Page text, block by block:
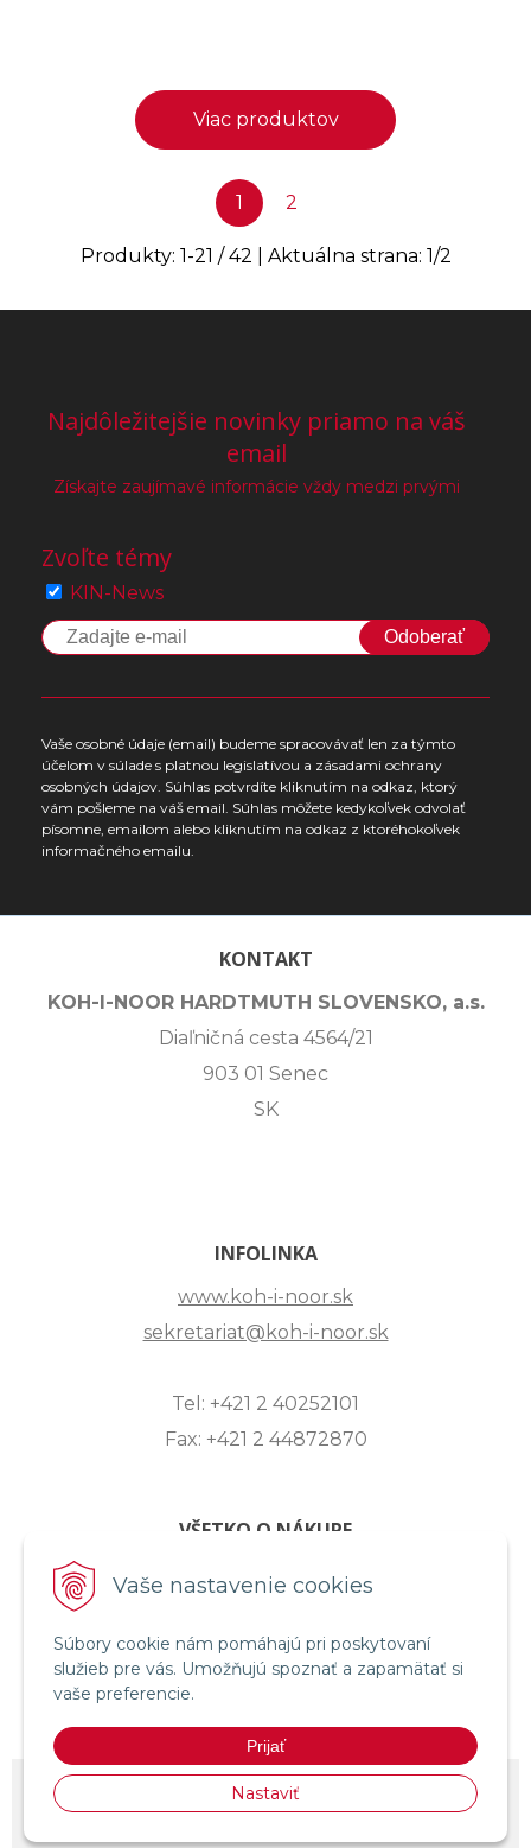
Vaše nastavenie cookies
Súbory cookie nám pomáhajú pri poskytovaní
služieb pre vás. Umožňujú spoznať a zapamätať si
vaše preferencie.
Prijať
Nastaviť
Viac produktov
1 2
Produkty: 1-21 /42 | Aktuálna strana: 1/2
Najdôležitejšie novinky priamo na váš
email
Získajte zaujímavé informácie vždy medzi prvými
Zvoľte témy
KIN-News
Odoberať
Vaše osobné údaje (email) budeme spracovávať len za týmto
účelom v súlade s platnou legislatívou a zásadami ochrany
osobných údajov. Súhlas potvrdíte kliknutím na odkaz, ktorý
vám pošleme na váš email. Súhlas môžete kedykoľvek odvolať
písomne, emailom alebo kliknutím na odkaz z ktoréhokoľvek
informačného emailu.
KONTAKT
KOH-I-NOOR HARDTMUTH SLOVENSKO, a.s.
Diaľničná cesta 4564/21
903 01 Senec
SK
INFOLINKA
www.koh-i-noor.sk
sekretariat@koh-i-noor.sk
Tel: +421 2 40252101
Fax: +421 2 44872870
VŠETKO O NÁKUPE
ZASLANIE OTÁZKY
OBCHODNÉ PODMIENKY
REKLAMAČNÝ PORIADOK
© 2026 KOH-I-NOOR HARDTMUTH SLOVENSKO • e-shop